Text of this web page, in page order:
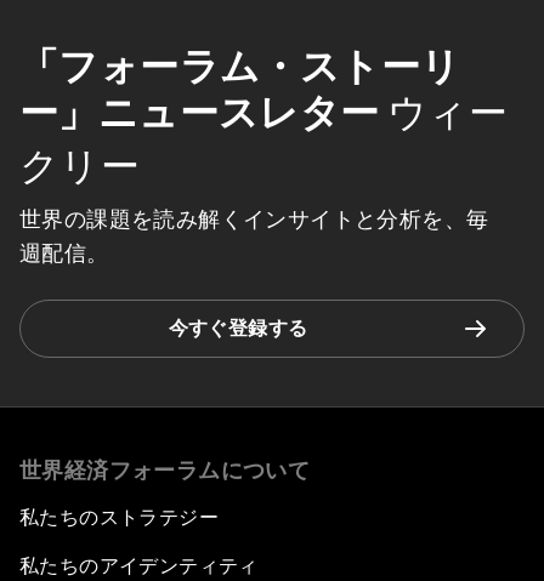
「フォーラム・ストーリ
ー」ニュースレター ウィー
クリー
世界の課題を読み解くインサイトと分析を、毎
週配信。
今すぐ登録する
世界経済フォーラムについて
私たちのストラテジー
私たちのアイデンティティ